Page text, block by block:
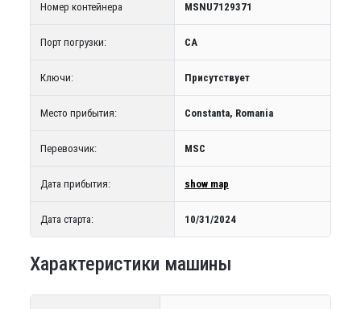
Номер контейнера MSNU7129371
Порт погрузки: CA
Ключи: Присутствует
Место прибытия: Constanta, Romania
Перевозчик: MSC
Дата прибытия: show map
Дата старта: 10/31/2024
Характеристики машины